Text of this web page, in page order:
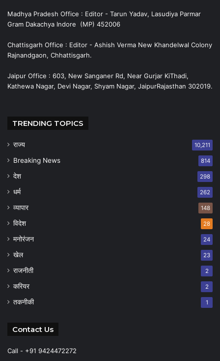
Madhya Pradesh Office : Editor - Tarun Yadav, Lasudiya Parmar
Gram Dakachya Indore (MP) 452006
Chattisgarh Office : Editor - Ashish Verma New Khandelwal Colony
Rajnandgaon, Chhattisgarh.
Jaipur Office : 603, New Sanganer Rd, Near Gurjar KiThadi,
Kathewa Nagar, Devi Nagar, Shyam Nagar, JaipurRajasthan 302019.
TRENDING TOPICS
राज्य 10,211
Breaking News 814
देश 298
धर्म 262
व्यापार 148
विदेश 28
मनोरंजन 24
खेल 23
राजनीती 2
करियर 2
तकनीकी 1
Contact Us
Call - +91 9424472272